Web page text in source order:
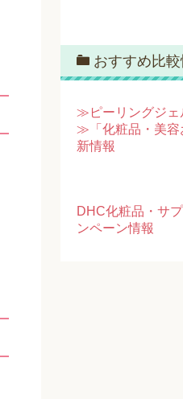
おすすめ比較
≫ピーリングジェ
≫「化粧品・美容
新情報
DHC化粧品・サ
ンペーン情報